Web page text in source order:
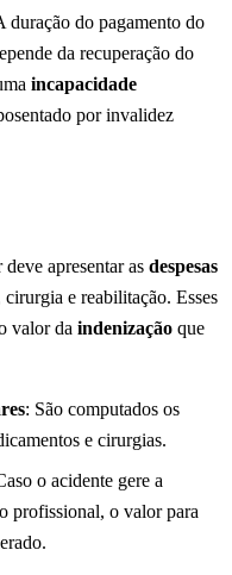
duração do pagamento do
da recuperação do
incapacidade
por invalidez
apresentar as despesas
e reabilitação. Esses
valor da indenização que
: São computados os
e cirurgias.
o acidente gere a
profissional, o valor para